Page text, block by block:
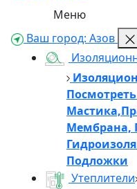
Меню
Ваш город: Азов
Мембрана,
Подложки
Утеплители